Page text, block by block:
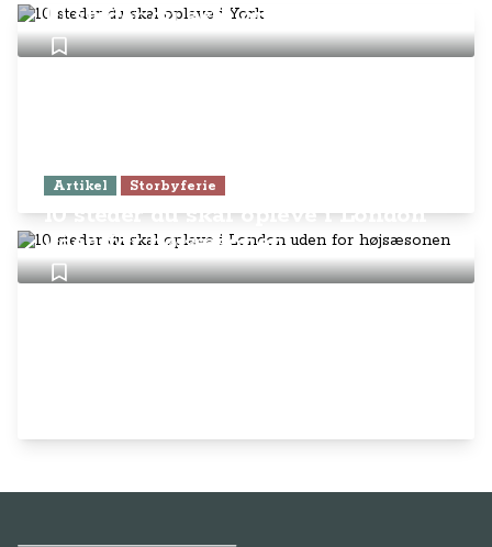
10 steder du skal opleve i York
Artikel Storbyferie
10 steder du skal opleve i London
uden for højsæsonen